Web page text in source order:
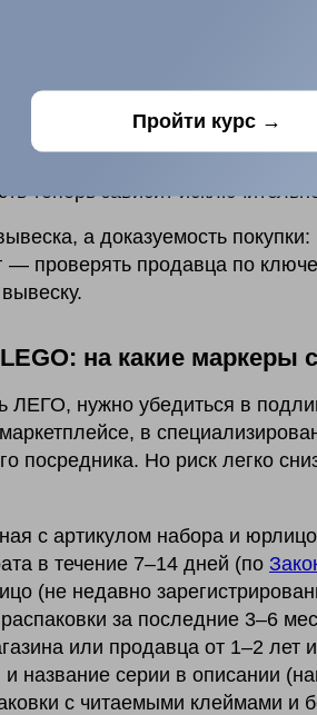
ввозить без согласия
в Китае, Турции, ОАЭ,
реализуют в РФ
многое. Официальный
от LEGO Group, цены
теперь зависит
а доказуемость
— проверять продавца по
на какие маркеры
ЛЕГО, нужно убедиться в
в
посредника. Но риск легко
с артикулом набора и
в течение 7–14 дней (по
(не недавно
за последние 3–6
или продавца от 1–2 лет
и название серии в описании
с читаемыми клеймами и
Пройти курс →